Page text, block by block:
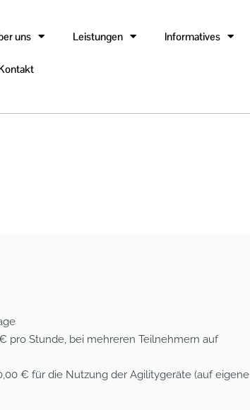
uns Leistungen Informatives
€ pro Stunde, bei mehreren Teilnehmern auf
€ für die Nutzung der Agilitygeräte (auf eigene